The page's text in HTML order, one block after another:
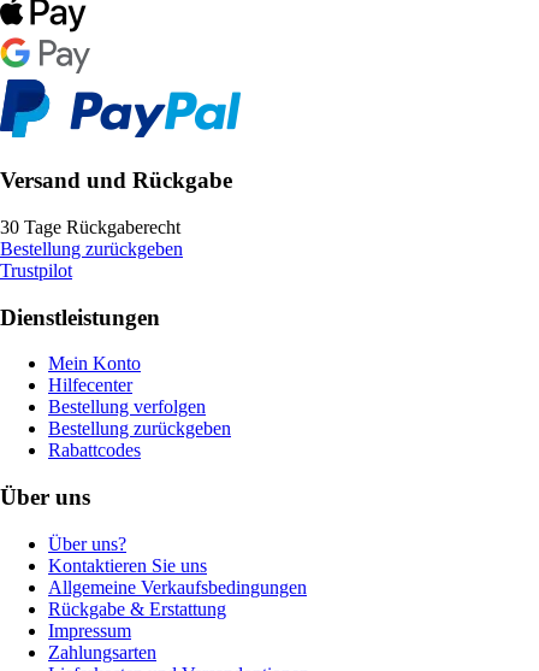
Versand und Rückgabe
30 Tage Rückgaberecht
Bestellung zurückgeben
Trustpilot
Dienstleistungen
Mein Konto
Hilfecenter
Bestellung verfolgen
Bestellung zurückgeben
Rabattcodes
Über uns
Über uns?
Kontaktieren Sie uns
Allgemeine Verkaufsbedingungen
Rückgabe & Erstattung
Impressum
Zahlungsarten